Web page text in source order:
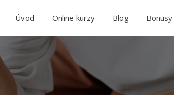
Úvod Online kurzy Blog Bonusy